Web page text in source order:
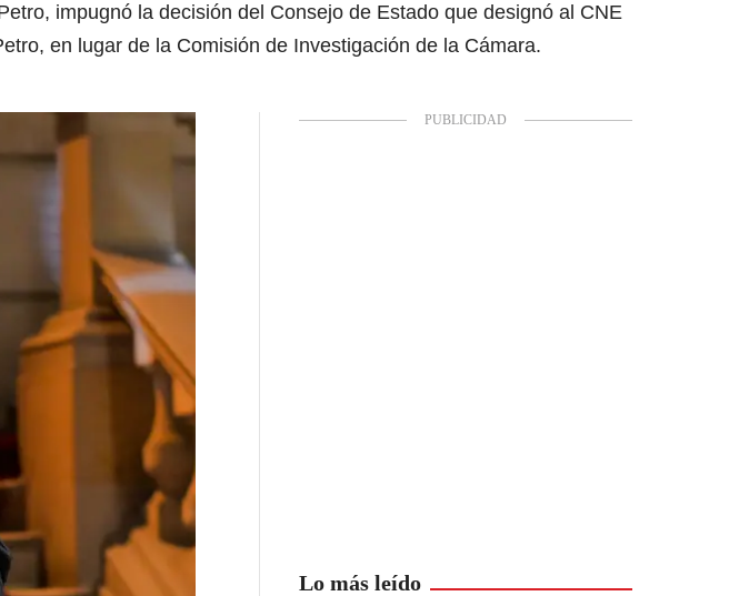
impugnó la decisión del Consejo de Estado que designó al CNE
en lugar de la Comisión de Investigación de la Cámara.
Lo más leído